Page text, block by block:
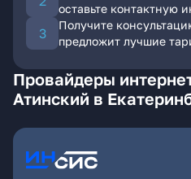
оставьте контактную
Получите
предложит лучшие
Провайдеры
Атинский в